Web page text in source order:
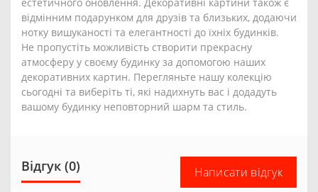
естетичного оновлення. Декоративні картини також є
відмінним подарунком для друзів та близьких, додаючи
нотку вишуканості та елегантності до їхніх будинків.
Не пропустіть можливість створити прекрасну
атмосферу у своєму будинку за допомогою наших
декоративних картин. Перегляньте нашу колекцію
сьогодні та виберіть ті, які надихнуть вас і додадуть
вашому будинку неповторний шарм та стиль.
Відгук (0) Написати відгук